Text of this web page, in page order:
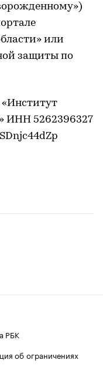
или
защиты по
ИНН 5262396327
РБК
об ограничениях